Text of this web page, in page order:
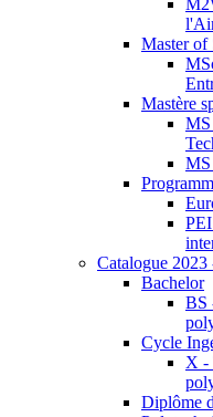
Master of
Mastère
MS
MS
Catalogue 2023
Bachelor
BS
Cycle
X -
Diplôme